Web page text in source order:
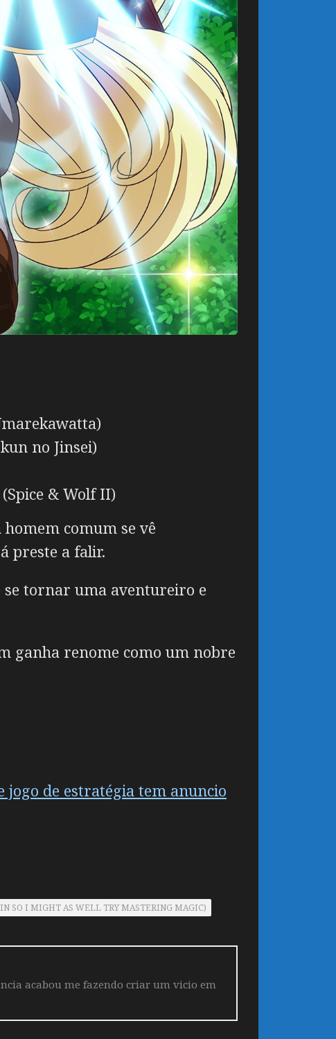
no Jinsei)
& Wolf II)
comum se vê
preste a falir.
se tornar uma aventureiro e
ganha renome como um nobre
jogo de estratégia tem anuncio
SO I MIGHT AS WELL TRY MASTERING MAGIC)
acabou me fazendo criar um vicio em